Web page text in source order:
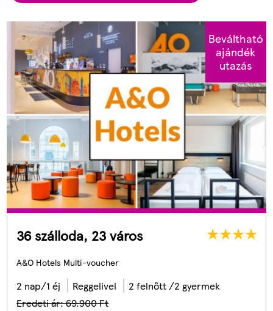
Beváltható
ajándék
utazás
36 szálloda, 23 város
A&O Hotels Multi-voucher
2 nap/1 éj Reggelivel
2 felnőtt /2 gyermek
Eredeti ár: 69.900Ft